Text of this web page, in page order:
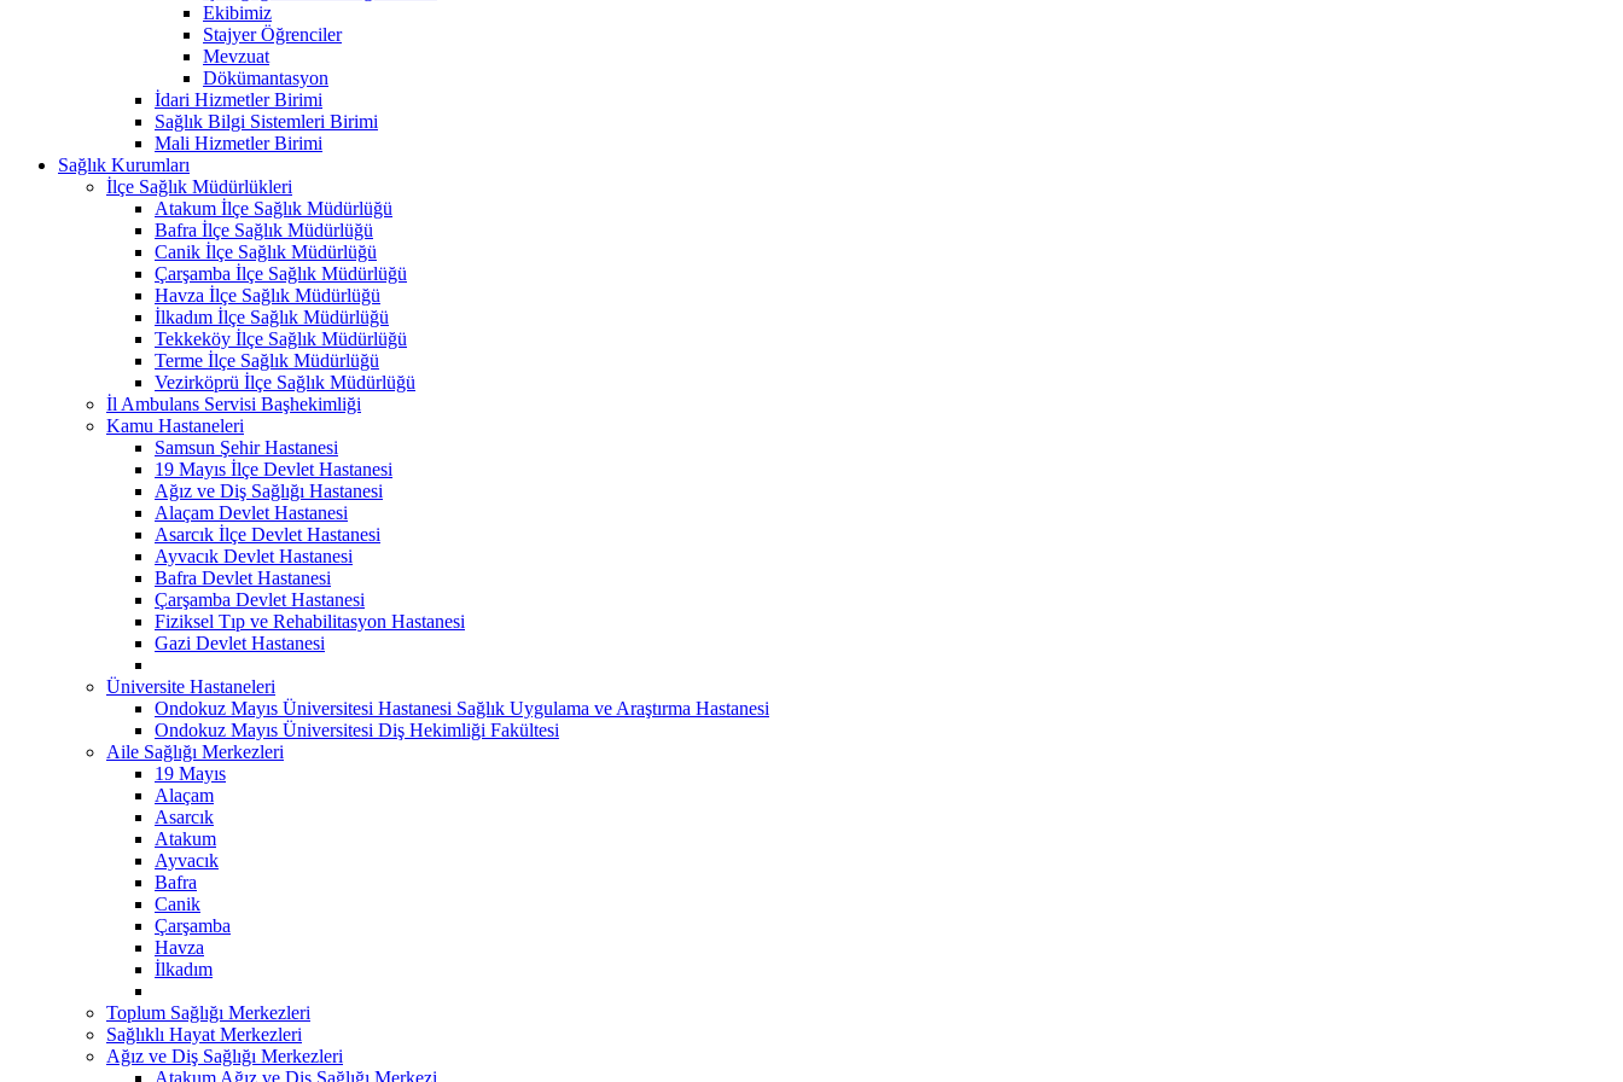
Ekibimiz
Stajyer Öğrenciler
Mevzuat
Dökümantasyon
İdari Hizmetler Birimi
Sağlık Bilgi Sistemleri Birimi
Mali Hizmetler Birimi
Sağlık Kurumları
İlçe Sağlık Müdürlükleri
Atakum İlçe Sağlık Müdürlüğü
Bafra İlçe Sağlık Müdürlüğü
Canik İlçe Sağlık Müdürlüğü
Çarşamba İlçe Sağlık Müdürlüğü
Havza İlçe Sağlık Müdürlüğü
İlkadım İlçe Sağlık Müdürlüğü
Tekkeköy İlçe Sağlık Müdürlüğü
Terme İlçe Sağlık Müdürlüğü
Vezirköprü İlçe Sağlık Müdürlüğü
İl Ambulans Servisi Başhekimliği
Kamu Hastaneleri
Samsun Şehir Hastanesi
19 Mayıs İlçe Devlet Hastanesi
Ağız ve Diş Sağlığı Hastanesi
Alaçam Devlet Hastanesi
Asarcık İlçe Devlet Hastanesi
Ayvacık Devlet Hastanesi
Bafra Devlet Hastanesi
Çarşamba Devlet Hastanesi
Fiziksel Tıp ve Rehabilitasyon Hastanesi
Gazi Devlet Hastanesi
Üniversite Hastaneleri
Ondokuz Mayıs Üniversitesi Hastanesi Sağlık Uygulama ve Araştırma Hastanesi
Ondokuz Mayıs Üniversitesi Diş Hekimliği Fakültesi
Aile Sağlığı Merkezleri
19 Mayıs
Alaçam
Asarcık
Atakum
Ayvacık
Bafra
Canik
Çarşamba
Havza
İlkadım
Toplum Sağlığı Merkezleri
Sağlıklı Hayat Merkezleri
Ağız ve Diş Sağlığı Merkezleri
Atakum Ağız ve Diş Sağlığı Merkezi